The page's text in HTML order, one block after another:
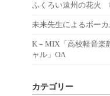
ふくろい遠州の花火
未来先生によるボー
K－MIX「高校軽音楽
ャル」OA
カテゴリー